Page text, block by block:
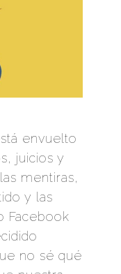
envuelto
juicios y
mentiras,
y las
Facebook
no sé qué